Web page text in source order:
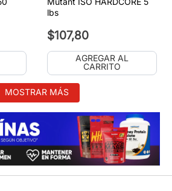
lbs
$107,80
AGREGAR AL
CARRITO
MOSTRAR MÁS